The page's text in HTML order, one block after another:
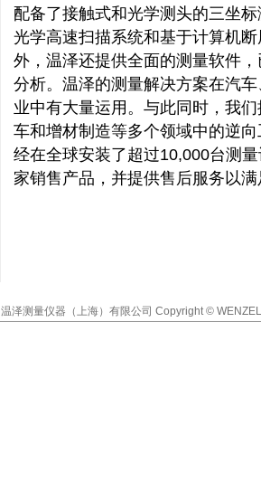
配备了接触式和光学测头的三坐
光学高速扫描系统和基于计算机
外，温泽还提供全面的测量软件
分析。温泽的测量解决方案在汽
业中有大量运用。与此同时，我
车和增材制造等多个领域中的逆
经在全球安装了超过10,000台测
家销售产品，并提供售后服务以
温泽测量仪器（上海）有限公司 Copyright ©